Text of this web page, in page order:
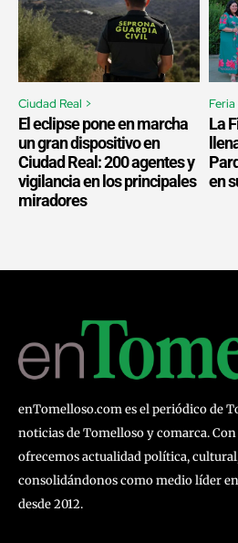
Ciudad Real >
El eclipse pone en marcha
un gran dispositivo en
Ciudad Real: 200 agentes y
vigilancia en los principales
miradores
La
en
enTomelloso.com es el periódico de
noticias de Tomelloso y comarca.
ofrecemos actualidad política,
consolidándonos como medio líder
desde 2012.